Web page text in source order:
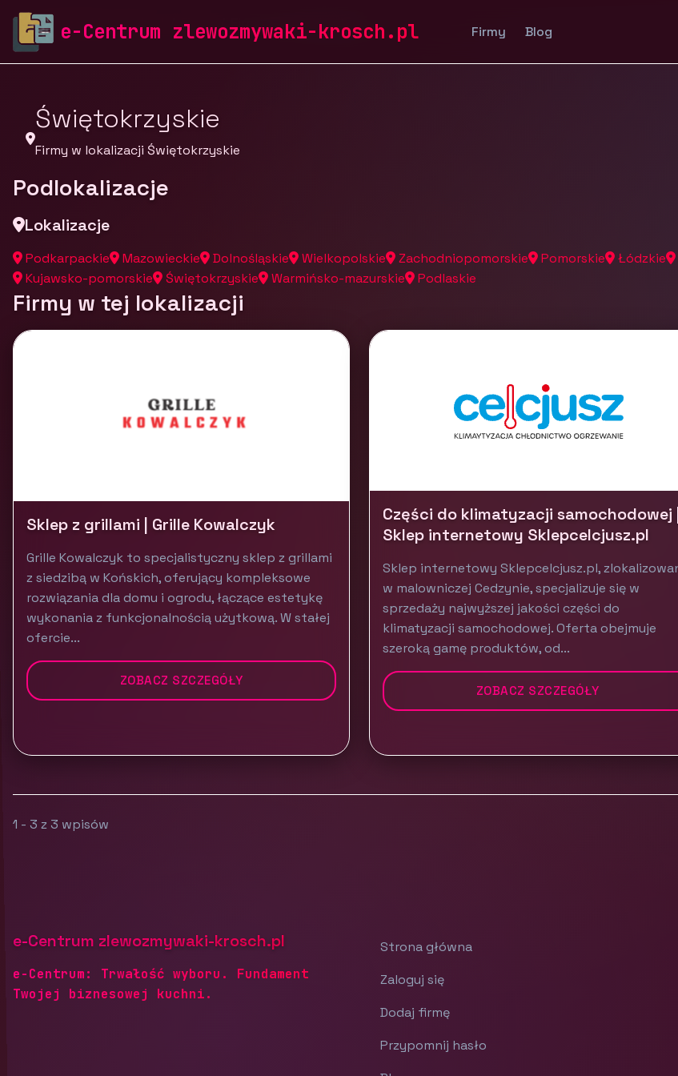
e-Centrum zlewozmywaki-krosch.pl Firmy Blog
zlewozmywaki-krosch.pl Firmy Firmy z województwa
Świętokrzyskie
Firmy w lokalizacji Świętokrzyskie
Podlokalizacje
Lokalizacje
Podkarpackie Mazowieckie Dolnośląskie Wielkopolskie Zachodniopomorskie Pomorskie Łódzkie
Kujawsko-pomorskie
Świętokrzyskie Warmińsko-mazurskie Podlaskie
Firmy w tej lokalizacji
Sklep z grillami | Grille Kowalczyk
Grille Kowalczyk to specjalistyczny sklep z grillami
z siedzibą w Końskich, oferujący kompleksowe
rozwiązania dla domu i ogrodu, łączące estetykę
wykonania z funkcjonalnością użytkową. W stałej
ofercie...
ZOBACZ SZCZEGÓŁY
Części do klimatyzacji samochodowej
Sklep internetowy Sklepcelcjusz.pl
Sklep internetowy Sklepcelcjusz.pl,
w malowniczej Cedzynie, specjalizuje się w
sprzedaży najwyższej jakości części do
klimatyzacji samochodowej. Oferta obejmuje
szeroką gamę produktów, od...
ZOBACZ SZCZEGÓŁY
1 - 3 z 3 wpisów
e-Centrum zlewozmywaki-krosch.pl
e-Centrum: Trwałość wyboru. Fundament
Twojej biznesowej kuchni.
Strona główna
Zaloguj się
Dodaj firmę
Przypomnij hasło